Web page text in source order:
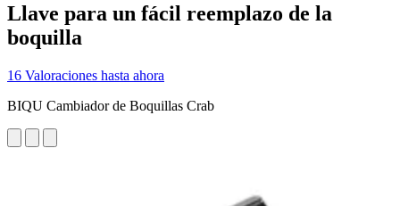
Llave para un fácil reemplazo de la
boquilla
16 Valoraciones hasta ahora
BIQU Cambiador de Boquillas Crab